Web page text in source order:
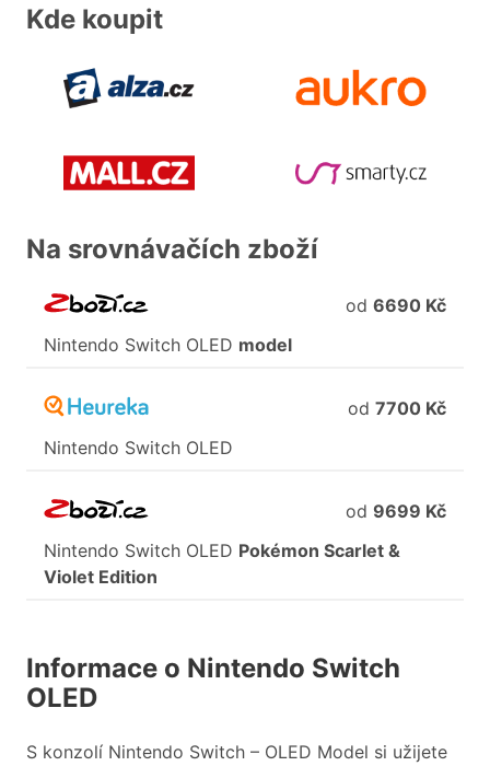
Kde koupit
Na srovnávačích zboží
Nintendo Switch OLED model
od 6690 Kč
Nintendo Switch OLED
od 7700 Kč
Nintendo Switch OLED Pokémon Scarlet &
Violet Edition
od 9699 Kč
Informace o Nintendo Switch
OLED
S konzolí Nintendo Switch – OLED Model si užijete